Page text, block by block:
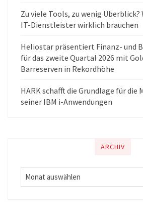
Zu viele Tools, zu wenig Überblick?
IT-Dienstleister wirklich brauchen
Heliostar präsentiert Finanz- und
für das zweite Quartal 2026 mit
Barreserven in Rekordhöhe
HARK schafft die Grundlage für die
seiner IBM i-Anwendungen
ARCHIV